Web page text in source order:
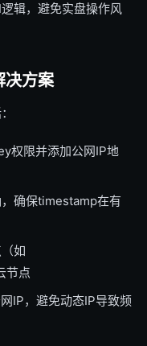
辑，避免实盘操作风
决方案
权限并添加公网IP地
确保timestamp在有
如
节点
IP，避免动态IP导致频